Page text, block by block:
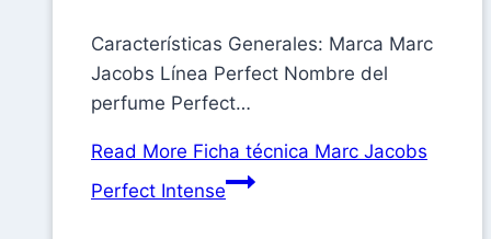
Características Generales: Marca Marc
Jacobs Línea Perfect Nombre del
perfume Perfect…
Read More Ficha técnica Marc Jacobs
Perfect Intense